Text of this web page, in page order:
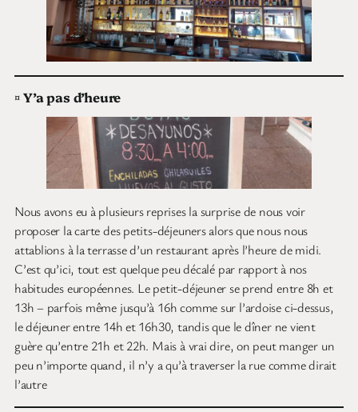
¤Y’a pas d’heure
Nous avons eu à plusieurs reprises la surprise de nous voir
proposer la carte des petits-déjeuners alors que nous nous
attablions à la terrasse d’un restaurant après l’heure de midi.
C’est qu’ici, tout est quelque peu décalé par rapport à nos
habitudes européennes. Le petit-déjeuner se prend entre 8h et
13h – parfois même jusqu’à 16h comme sur l’ardoise ci-dessus,
le déjeuner entre 14h et 16h30, tandis que le dîner ne vient
guère qu’entre 21h et 22h. Mais à vrai dire, on peut manger un
peu n’importe quand, il n’y a qu’à traverser la rue comme dirait
l’autre